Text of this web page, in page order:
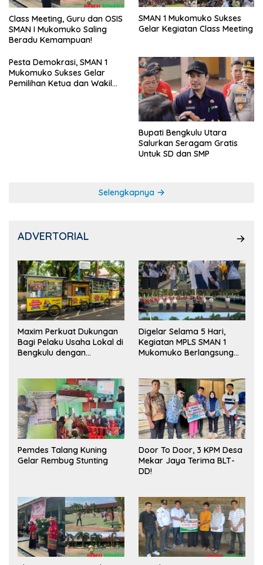
Class Meeting, Guru dan OSIS
SMAN I Mukomuko Saling
Beradu Kemampuan!
SMAN 1 Mukomuko Sukses
Gelar Kegiatan Class Meeting
Pesta Demokrasi, SMAN 1
Mukomuko Sukses Gelar
Pemilihan Ketua dan Wakil
Bupati Bengkulu Utara
Salurkan Seragam Gratis
Untuk SD dan SMP
Selengkapnya
ADVERTORIAL
Maxim Perkuat Dukungan
Bagi Pelaku Usaha Lokal di
Bengkulu dengan
Pasar
Digelar Selama 5 Hari,
Kegiatan MPLS SMAN 1
Mukomuko Berlangsung
Pemdes Talang Kuning
Gelar Rembug Stunting
Door To Door, 3 KPM Desa
Mekar Jaya Terima BLT-
DD!